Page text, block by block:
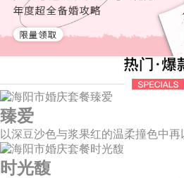
臻爱
时光馥